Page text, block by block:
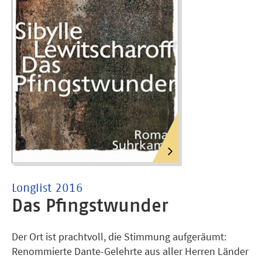
Longlist 2016
Das Pfingstwunder
Der Ort ist prachtvoll, die Stimmung aufgeräumt:
Renommierte Dante-Gelehrte aus aller Herren Länder